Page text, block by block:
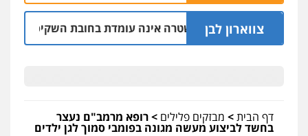
צווארון לבן
דעה: המשטרה אינה עומדת בחובת השקיפות לשינוי
דף הבית> מבזקים פלילים >רופא מרמב"ם נעצר
בחשד לביצוע מעשה מגונה בפומבי סמוך לגן ילדים